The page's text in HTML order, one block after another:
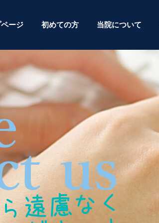
ージ 初めての方 当院について